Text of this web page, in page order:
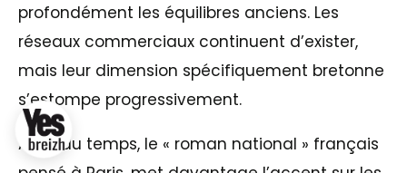
profondément les équilibres anciens. Les
réseaux commerciaux continuent d’exister,
mais leur dimension spécifiquement bretonne
s’estompe progressivement.
Au fil du temps, le « roman national » français